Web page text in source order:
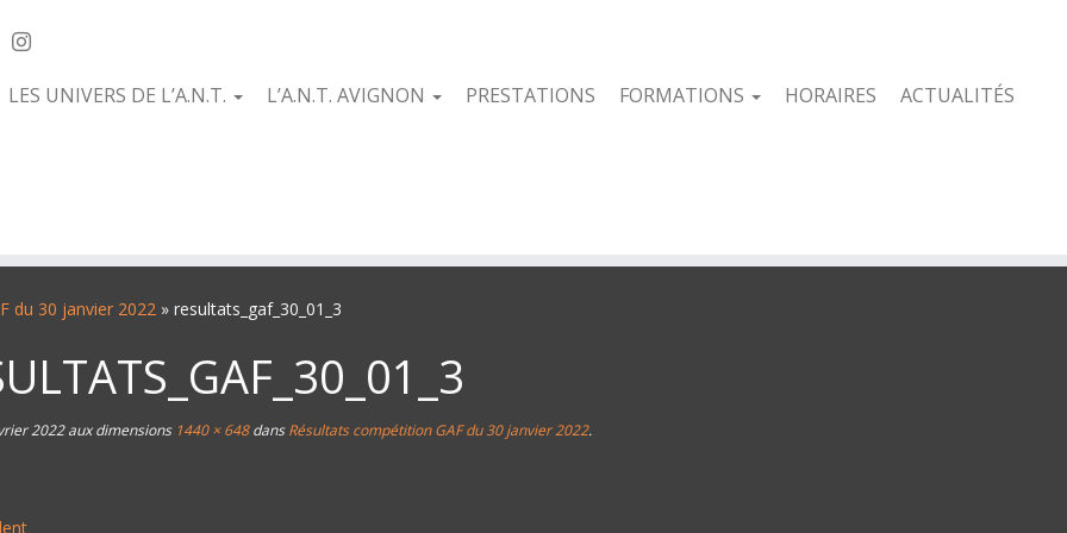
LES UNIVERS DE L’A.N.T. L’A.N.T. AVIGNON PRESTATIONS FORMATIONS HORAIRES
ACTUALITÉS
du 30 janvier 2022 » resultats_gaf_30_01_3
2022aux dimensions1440 × 648dansRésultats compétition GAF du 30 janvier 2022.